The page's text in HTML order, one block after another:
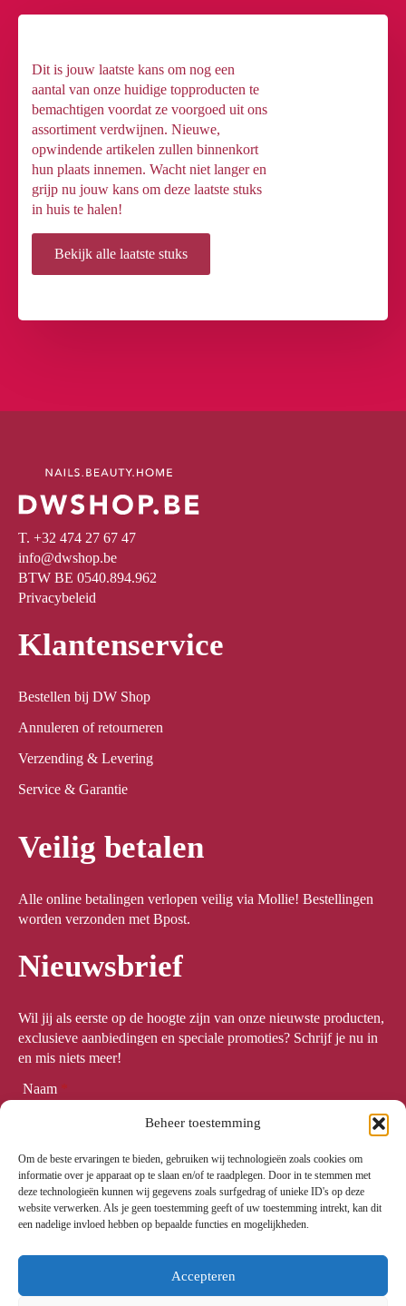
Beheer toestemming
Om de beste ervaringen te bieden, gebruiken wij technologieën zoals cookies om
informatie over je apparaat op te slaan en/of te raadplegen. Door in te stemmen met
deze technologieën kunnen wij gegevens zoals surfgedrag of unieke ID's op deze
website verwerken. Als je geen toestemming geeft of uw toestemming intrekt, kan dit
een nadelige invloed hebben op bepaalde functies en mogelijkheden.
Accepteren
Dit is jouw laatste kans om nog een
aantal van onze huidige topproducten te
bemachtigen voordat ze voorgoed uit ons
assortiment verdwijnen. Nieuwe,
opwindende artikelen zullen binnenkort
hun plaats innemen. Wacht niet langer en
grijp nu jouw kans om deze laatste stuks
in huis te halen!
Bekijk alle laatste stuks
T. +32 474 27 67 47
info@dwshop.be
BTW BE 0540.894.962
Privacybeleid
Klantenservice
Bestellen bij DW Shop
Annuleren of retourneren
Verzending & Levering
Service & Garantie
Veilig betalen
Alle online betalingen verlopen veilig via Mollie! Bestellingen
worden verzonden met Bpost.
Nieuwsbrief
Wil jij als eerste op de hoogte zijn van onze nieuwste producten,
exclusieve aanbiedingen en speciale promoties? Schrijf je nu in
en mis niets meer!
Naam *
Email *
Meld me aan